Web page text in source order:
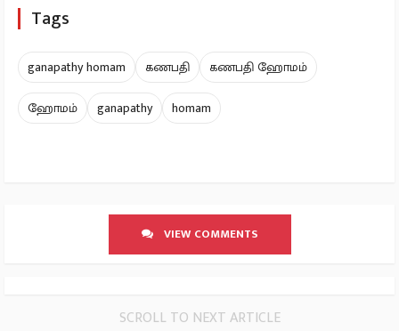
Tags
ganapathy homam கணபதி
கணபதி ஹோமம்
ஹோமம்
ganapathy homam
VIEW COMMENTS
SCROLL TO NEXT ARTICLE